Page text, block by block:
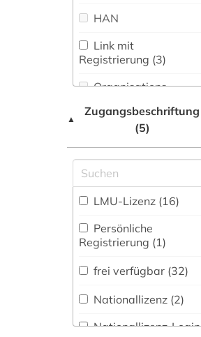
Natur- und
Umweltschutz (0)
Pädagogik (5)
Philosophie (24)
Physik (1)
Pressemedien (0)
Psychologie (2)
Rechtswissenschaft
(4)
Romanistik (0)
Slavistik (1)
Soziologie (5)
christentum (9)
christliche ethik (1)
deutsches
liturgisches institut (1)
dictionary (1)
digitalisierung (1)
dissertationsdatenbank
(1)
edwards (1)
elektronische
zeitschrift (1)
elektronisches buch
HAN
Link mit
Registrierung (3)
Organisations-
Shibboleth
Zugriff vor Ort
▲
Zugangsbeschriftung
(5)
LMU-Lizenz (16)
Persönliche
Registrierung (1)
frei verfügbar (32)
Nationallizenz (2)
Nationallizenz-Login